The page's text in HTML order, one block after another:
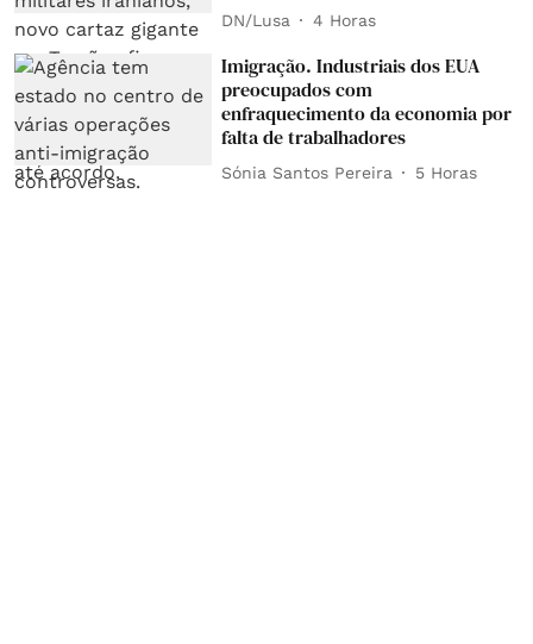
DN/Lusa 4 Horas
Imigração. Industriais dos EUA
preocupados com
enfraquecimento da economia por
falta de trabalhadores
Sónia Santos Pereira 5 Horas